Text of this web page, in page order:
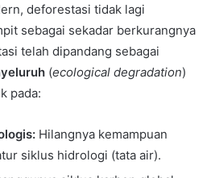
deforestasi tidak lagi
sebagai sekadar berkurangnya
telah dipandang sebagai
(ecological degradation)
pada:
Hilangnya kemampuan
siklus hidrologi (tata air).